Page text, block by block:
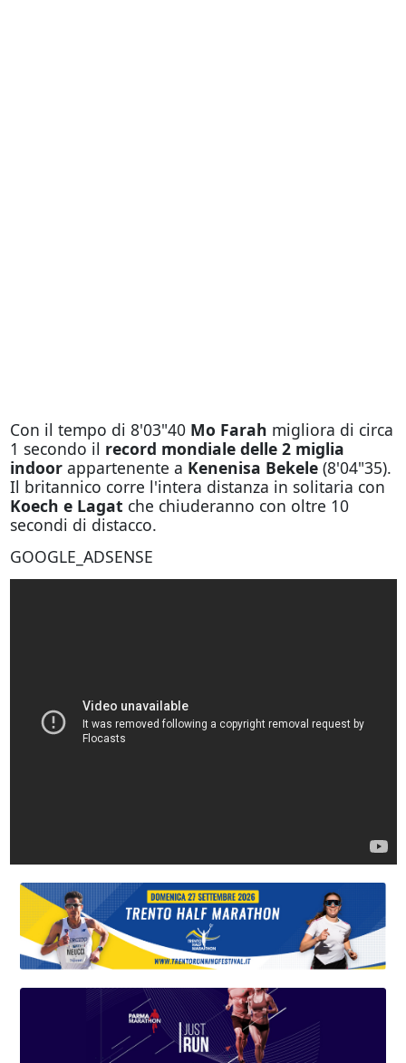
Con il tempo di 8'03"40 Mo Farah migliora di circa
1 secondo il record mondiale delle 2 miglia
indoorappartenente a Kenenisa Bekele(8'04"35).
Il britannico corre l'intera distanza in solitaria con
Koech e Lagat che chiuderanno con oltre 10
secondi di distacco.
GOOGLE_ADSENSE